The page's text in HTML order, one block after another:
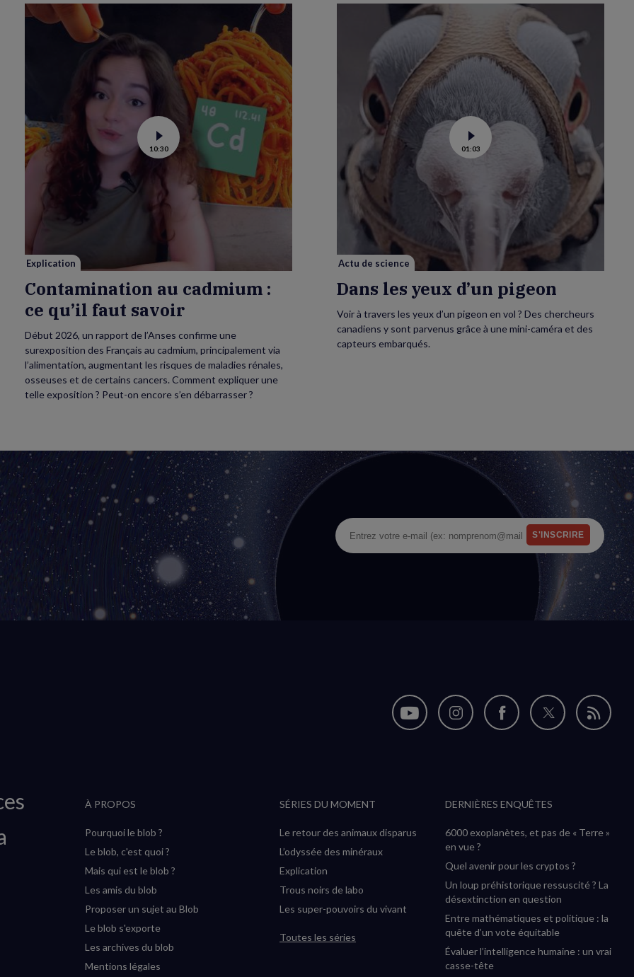
Voir
la
vidéo
au
cadmium :
ce
10:30
Explication
Contamination au cadmium :
ce qu’il faut savoir
Début 2026, un rapport de l’Anses confirme une
surexposition des Français au cadmium, principalement via
l’alimentation, augmentant les risques de maladies rénales,
osseuses et de certains cancers. Comment expliquer une
telle exposition ? Peut-on encore s’en débarrasser ?
Voir
la
vidéo
01:03
Actu de science
Dans les yeux d’un pigeon
Voir à travers les yeux d’un pigeon en vol ? Des chercheurs
canadiens y sont parvenus grâce à une mini-caméra et des
capteurs embarqués.
Nous
(nouvelle
fenêtre)
Nous
(nouvelle
fenêtre)
Nous
(nouvelle
fenêtre)
Nous
(nouvelle
fenêtre)
Flux
À PROPOS
Pourquoi le blob ?
Le blob, c'est quoi ?
Mais qui est le blob ?
Les amis du blob
Proposer un sujet au Blob
Le blob s'exporte
Les archives du blob
Mentions légales
SÉRIES DU MOMENT
Le retour des animaux disparus
L’odyssée des minéraux
Explication
Trous noirs de labo
Les super-pouvoirs du vivant
Toutes les séries
DERNIÈRES ENQUÊTES
6000 exoplanètes, et pas de « Terre »
en vue ?
Quel avenir pour les cryptos ?
Un loup préhistorique ressuscité ? La
désextinction en question
Entre mathématiques et politique : la
quête d’un vote équitable
Évaluer l’intelligence humaine : un vrai
casse-tête